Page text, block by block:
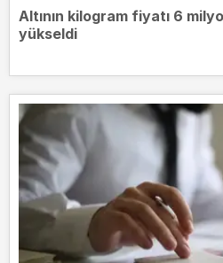
Altının kilogram fiyatı 6
yükseldi